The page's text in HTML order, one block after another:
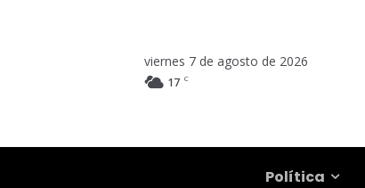
viernes 7 de agosto de 2026
17 C
Política